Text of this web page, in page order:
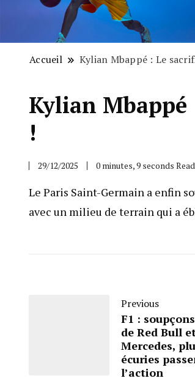
Accueil Kylian Mbappé : Le
Kylian Mbappé
!
29/12/2025 0 minutes, 9 seconds Read
Le Paris Saint-Germain a enfin
avec un milieu de terrain qui a
Previous
F1 :
de Red Bull
Mercedes,
écuries
l’action